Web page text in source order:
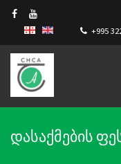
+995
დასაქმების